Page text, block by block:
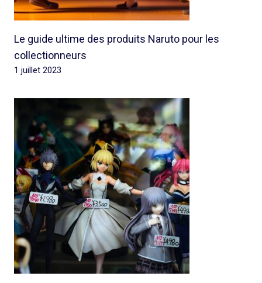
Le guide ultime des produits Naruto pour les
collectionneurs
1 juillet 2023